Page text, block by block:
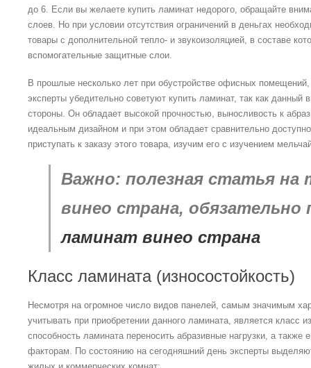
до 6. Если вы желаете купить ламинат недорого, обращайте
слоев. Но при условии отсутствия ограничений в деньгах
товары с дополнительной тепло- и звукоизоляцией, в составе
вспомогательные защитные слои.
В прошлые несколько лет при обустройстве офисных
эксперты убедительно советуют купить ламинат, так как данный
стороны. Он обладает высокой прочностью, выносливость к
идеальным дизайном и при этом обладает сравнительно
приступать к заказу этого товара, изучим его с изучением
Важно: полезная статья на
винео страна,
ламинат винео страна
Класс ламината (износостойкость)
Несмотря на огромное число видов панелей, самым значимым
учитывать при приобретении данного ламината, является класс
способность ламината переносить абразивные нагрузки, а
факторам. По состоянию на сегодняшний день эксперты